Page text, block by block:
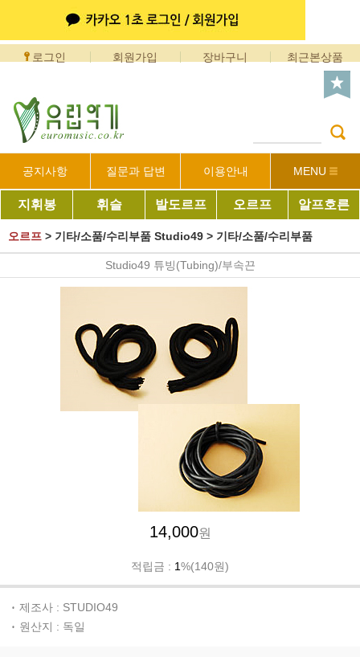
로그인 회원가입 장바구니 최근본상품
공지사항 질문과 답변 이용안내 MENU
지휘봉 휘슬 발도르프 오르프 알프호른
오르프 > 기타/소품/수리부품 Studio49 > 기타/소품/수리부품
Studio49 튜빙(Tubing)/부속끈
14,000원
적립금 : 1%(140원)
제조사 : STUDIO49
원산지 : 독일